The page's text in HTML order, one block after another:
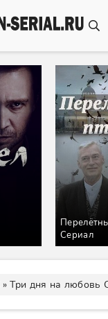
Сериал
» Три дня на любовь